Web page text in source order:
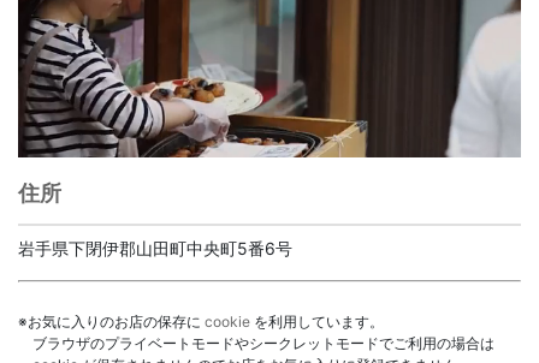
住所
岩手県下閉伊郡山田町中央町5番6号
※お気に入りのお店の保存に cookie を利用しています。
ブラウザのプライベートモードやシークレットモードでご利用の場合は